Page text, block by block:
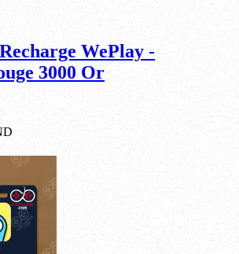
Recharge WePlay -
3000 Or